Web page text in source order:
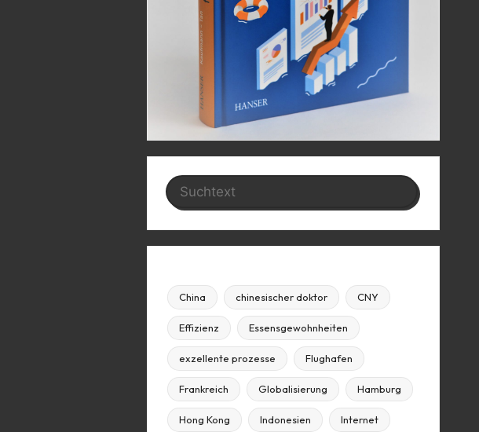
Search
China chinesischer doktor CNY
Effizienz Essensgewohnheiten
exzellente prozesse Flughafen
Frankreich Globalisierung Hamburg
Hong Kong Indonesien Internet